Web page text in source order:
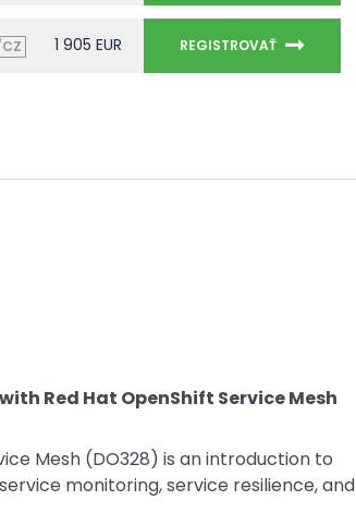
1 905 EUR REGISTROVAŤ
Red Hat OpenShift Service Mesh
Mesh (DO328) is an introduction to
monitoring, service resilience, and